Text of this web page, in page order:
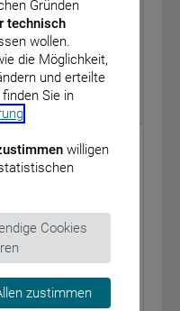
Phenytoin, Gruppe 1,
Fünften Buches
des
über die
nach § 6
Buches
deren
Entscheidungen
über die
92 Absatz 1 Satz 2
Gründen
technisch
wollen.
die Möglichkeit,
und erteilte
Sie in
.
willigen
Allen zustimmen